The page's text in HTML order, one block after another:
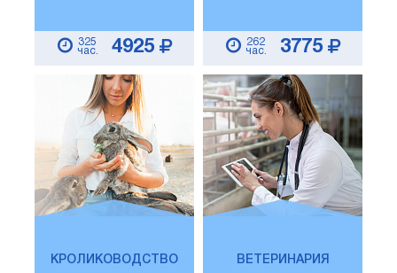
325
час.
4925
262
час.
3775
КРОЛИКОВОДСТВО ВЕТЕРИНАРИЯ